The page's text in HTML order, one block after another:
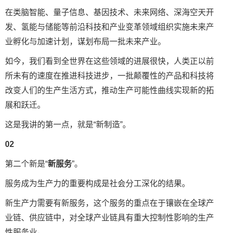
在类脑智能、量子信息、基因技术、未来网络、深海空天开
发、氢能与储能等前沿科技和产业变革领域组织实施未来产
业孵化与加速计划，谋划布局一批未来产业。
如今，我们看到全世界在这些领域的进展很快，人类正以前
所未有的速度在推进科技进步，一批颠覆性的产品和科技将
改变人们的生产生活方式，推动生产可能性曲线实现新的拓
展和跃迁。
这是我讲的第一点，就是“新制造”。
02
第二个新是“新服务”。
服务成为生产力的重要构成是社会分工深化的结果。
新生产力需要有新服务，这个服务的重点在于镶嵌在全球产
业链、供应链中，对全球产业链具有重大控制性影响的生产